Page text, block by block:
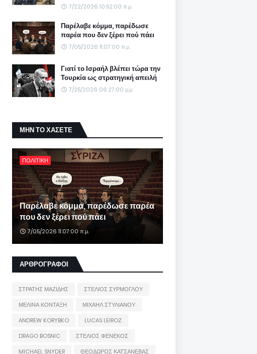
7/22/2026 10:52:00 π.μ.
Παρέλαβε κόμμα, παρέδωσε
παρέα που δεν ξέρει πού πάει
7/05/2026 11:07:00 π.μ.
Γιατί το Ισραήλ βλέπει τώρα την
Τουρκία ως στρατηγική απειλή
7/25/2026 06:27:00 μ.μ.
ΜΗΝ ΤΟ ΧΑΣΕΤΕ
ΠΟΛΙΤΙΚΗ
Παρέλαβε κόμμα, παρέδωσε παρέα
που δεν ξέρει πού πάει
7/05/2026 11:07:00 π.μ.
ΑΡΘΡΟΓΡΑΦΟΙ
ΣΤΡΑΤΗΣ ΜΑΖΙΔΗΣ
ΣΤΕΛΙΟΣ ΣΥΡΜΟΓΛΟΥ
ΜΕΛΙΝΑ ΚΟΝΤΑΞΗ
ΜΙΧΑΗΛ ΣΤΥΛΙΑΝΟΥ
ANDREW KORYBKO
LUCAS LEIROZ
DRAGO BOSNIC
ΣΤΕΛΙΟΣ ΦΕΝΕΚΟΣ
MICHAEL SNYDER
ΘΕΟΔΩΡΟΣ ΚΑΤΣΑΝΕΒΑΣ